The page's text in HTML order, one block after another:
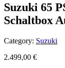
Suzuki 65
Schaltbox
Category: Suzuki
2.499,00 €